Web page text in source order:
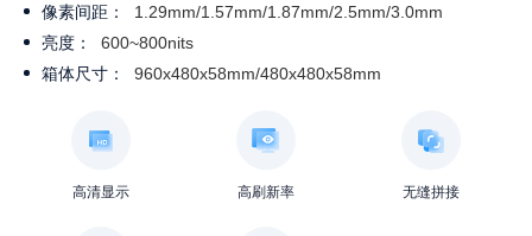
像素间距：
1.29mm/1.57mm/1.87mm/2.5mm/3.0mm
亮度：
600~800nits
箱体尺寸：
960x480x58mm/480x480x58mm
高清显示 高刷新率 无缝拼接